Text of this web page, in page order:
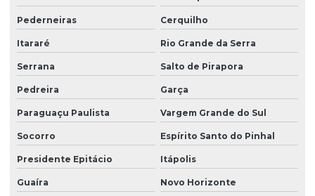
Limpeza profissional de vidros
Limpeza terceirizada
Limpeza de vidro predial
Limpeza de vidros em altura
Limpeza de vidros externos
Limpeza de vidros e fachadas
Pederneiras Cerquilho
Itararé Rio Grande da Serra
Serrana Salto de Pirapora
Pedreira Garça
Paraguaçu Paulista Vargem Grande do Sul
Socorro Espírito Santo do Pinhal
Presidente Epitácio Itápolis
Guaíra Novo Horizonte